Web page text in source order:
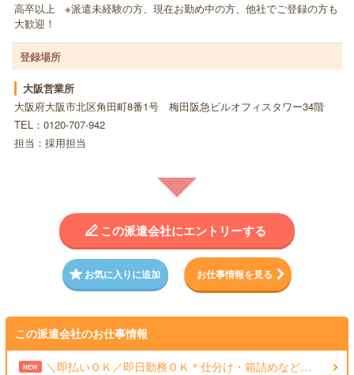
高卒以上 ※派遣未経験の方、現在お勤め中の方、他社でご登録の方も
大歓迎！
登録場所
大阪営業所
大阪府大阪市北区角田町8番1号 梅田阪急ビルオフィスタワー34階
TEL：0120-707-942
担当：採用担当
この派遣会社にエントリーする
お気に入りに追加 お仕事情報を見る
この派遣会社のお仕事情報
NEW ＼即払いＯＫ／即日勤務ＯＫ＊仕分け・箱詰めなど…